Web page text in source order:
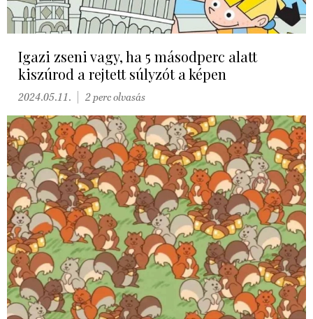
Igazi zseni vagy, ha 5 másodperc alatt
kiszúrod a rejtett súlyzót a képen
2024.05.11. 2 perc olvasás